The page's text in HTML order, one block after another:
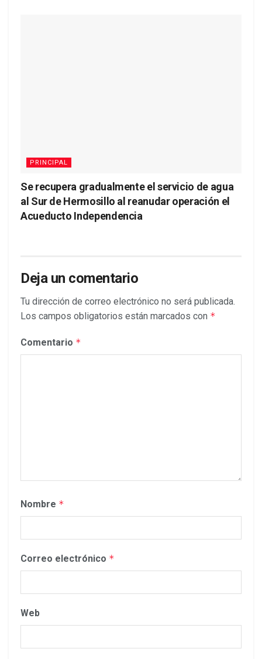
PRINCIPAL
Se recupera gradualmente el servicio de agua
al Sur de Hermosillo al reanudar operación el
Acueducto Independencia
Deja un comentario
Tu dirección de correo electrónico no será publicada.
Los campos obligatorios están marcados con *
Comentario *
Nombre *
Correo electrónico *
Web